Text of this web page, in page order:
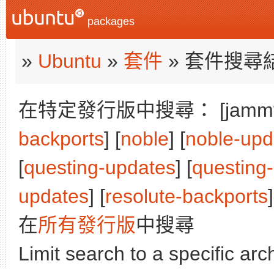
packages
» Ubuntu » 套件 » 套件搜尋
在特定發行版中搜尋：
backports] [noble] [noble-
[questing-updates] [
updates] [resolute-backports
在所有發行版中搜尋
Limit search to a specific